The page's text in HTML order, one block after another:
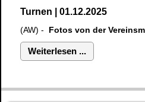
Turnen | 01.12.2025
(AW) - Fotos von der
Weiterlesen ...